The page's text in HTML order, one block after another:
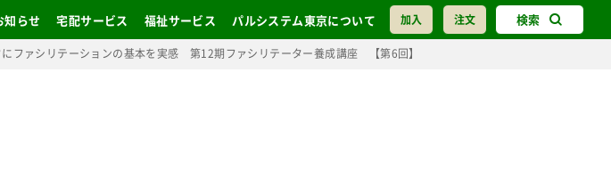
加入 注文 検索
知らせ 宅配サービス 福祉サービス パルシステム東京について
にファシリテーションの基本を実感 第12期ファシリテーター養成講座 【第6回】